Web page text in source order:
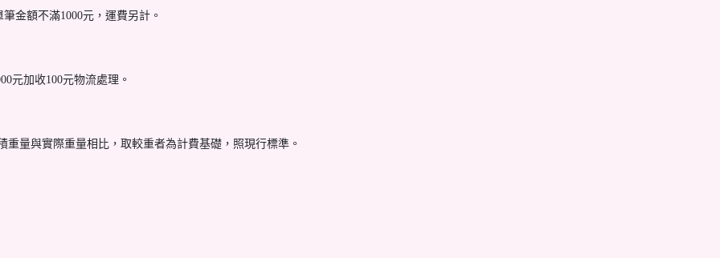
金額不滿1000元，運費另計。
元加收100元物流處理。
重量與實際重量相比，取較重者為計費基礎，照現行標準。